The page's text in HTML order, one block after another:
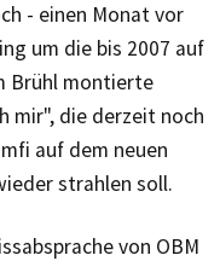
- einen Monat vor
um die bis 2007 auf
Brühl montierte
mir", die derzeit noch
auf dem neuen
strahlen soll.
von OBM